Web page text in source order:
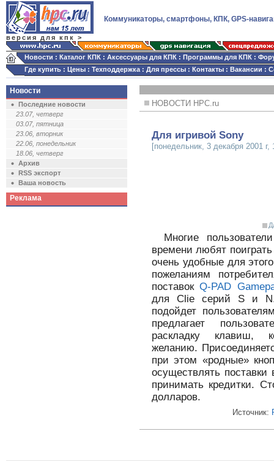
версия для кпк >
Коммуникаторы, смартфоны, КПК, GPS-
Новости : Каталог КПК : Аксессуары для КПК : Программы для КПК :
Где купить : Цены : Техподдержка : Для прессы : Контакты : Вакансии :
Новости
Последние новости
23.07, четверг
03.07, пятница
23.06, вторник
22.06, понедельник
18.06, четверг
Архив
RSS экспорт
Ваша новость
Реклама
НОВОСТИ HPC.ru
Для игривой Sony
[понедельник, 3 декабря 2001 г,
Многие
времени любят
очень удобные для
пожеланиям
поставокQ-PAD
для Clie серий S и
подойдет
предлагает
раскладку клавиш,
желанию.
при этом «родные»
осуществлять
принимать кредитки.
долларов.
Источник: